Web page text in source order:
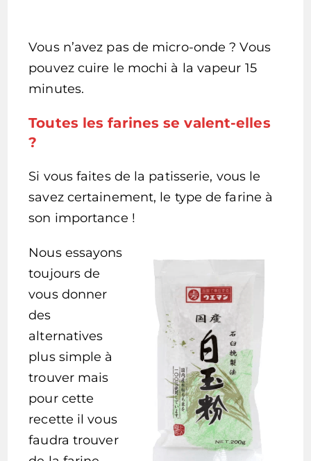
Vous n’avez pas de micro-onde ? Vous
pouvez cuire le mochi à la vapeur 15
minutes.
Toutes les farines se valent-elles
?
Si vous faites de la patisserie, vous le
savez certainement, le type de farine à
son importance !
Nous essayons
toujours de
vous donner
des
alternatives
plus simple à
trouver mais
pour cette
recette il vous
faudra trouver